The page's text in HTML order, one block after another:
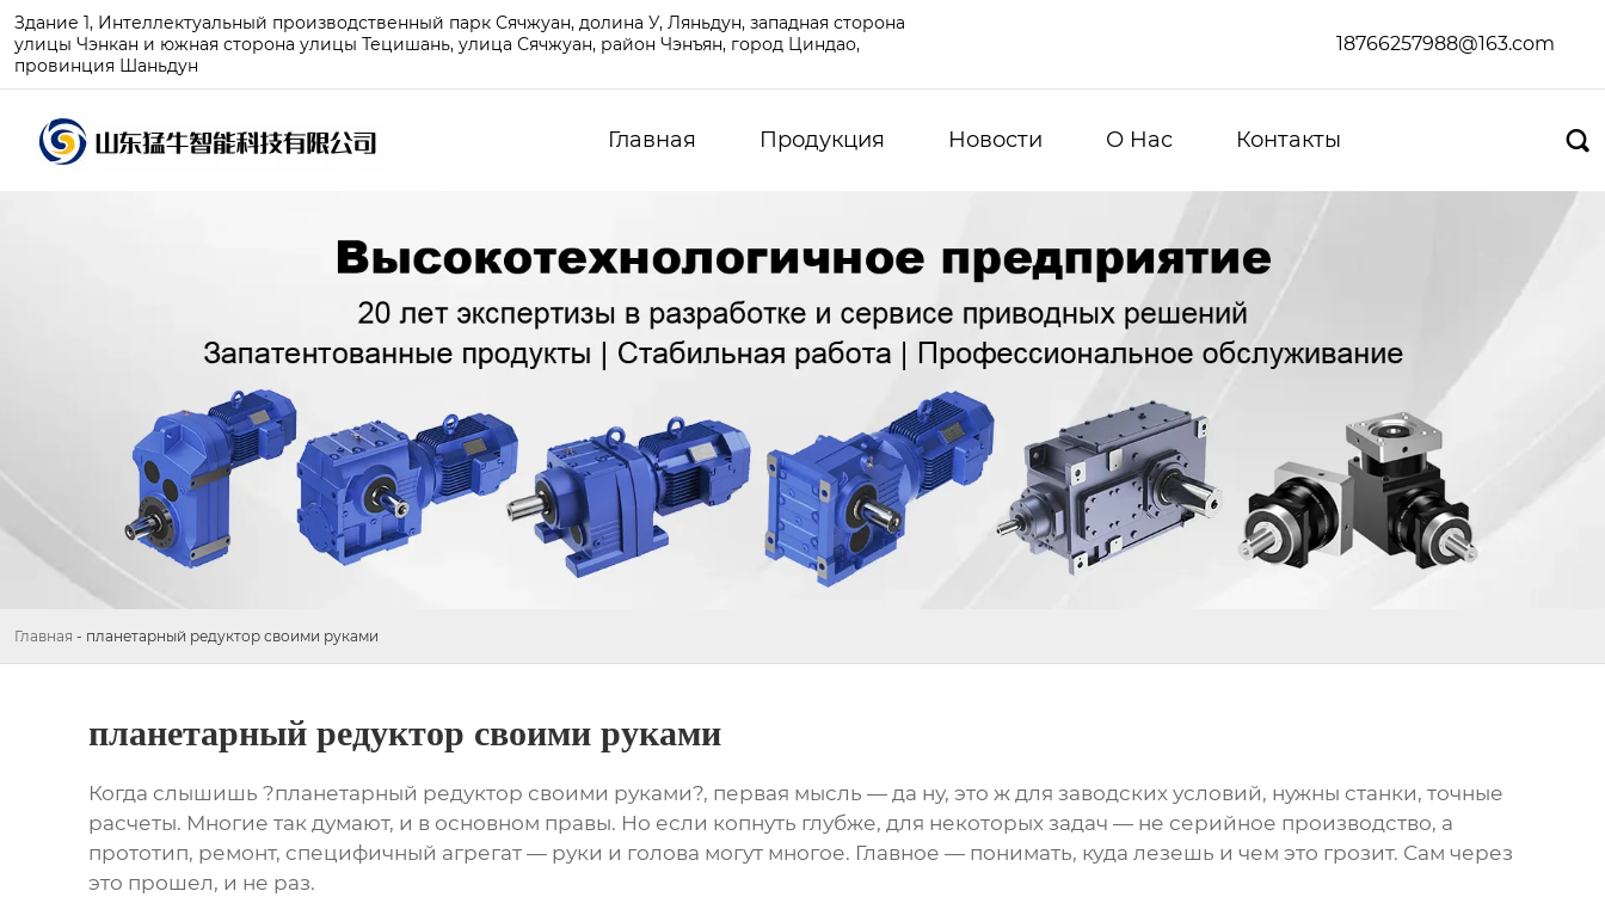
Здание 1, Интеллектуальный производственный парк Сячжуан, долина У, Ляньдун, западная сторона
улицы Чэнкан и южная сторона улицы Тецишань, улица Сячжуан, район Чэнъян, город Циндао,
провинция Шаньдун
18766257988@163.com
Главная Продукция Новости О Hас Контакты 
Главная - планетарный редуктор своими руками
планетарный редуктор своими руками
Когда слышишь ?планетарный редуктор своими руками?, первая мысль — да ну, это ж для заводских условий, нужны станки, точные
расчеты. Многие так думают, и в основном правы. Но если копнуть глубже, для некоторых задач — не серийное производство, а
прототип, ремонт, специфичный агрегат — руки и голова могут многое. Главное — понимать, куда лезешь и чем это грозит. Сам через
это прошел, и не раз.